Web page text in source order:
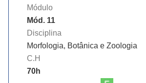
Módulo
Mód. 11
Disciplina
Morfologia, Botânica e Zoologia
C.H
70h